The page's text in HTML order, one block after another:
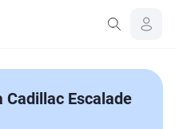
Escalade